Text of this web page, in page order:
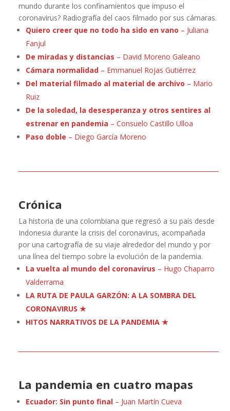
mundo durante los confinamientos que impuso el
coronavirus? Radiografía del caos filmado por sus cámaras.
Quiero creer que no todo ha sido en vano – Juliana
Fanjul
De miradas y distancias – David Moreno Galeano
Cámara normalidad – Emmanuel Rojas Gutiérrez
Del material filmado al material de archivo – Mario
Ruiz
De la soledad, la desesperanza y otros sentires al
estrenar en pandemia – Consuelo Castillo Ulloa
Paso doble – Diego García Moreno
Crónica
La historia de una colombiana que regresó a su país desde
Indonesia durante la crisis del coronavirus, acompañada
por una cartografía de su viaje alrededor del mundo y por
una línea del tiempo sobre la evolución de la pandemia.
La vuelta al mundo del coronavirus – Hugo Chaparro
Valderrama
LA RUTA DE PAULA GARZÓN: A LA SOMBRA DEL
CORONAVIRUS ★
HITOS NARRATIVOS DE LA PANDEMIA ★
La pandemia en cuatro mapas
Ecuador: Sin punto final – Juan Martín Cueva